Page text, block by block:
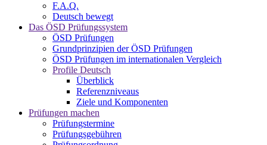
F.A.Q.
Deutsch bewegt
Das ÖSD Prüfungssystem
ÖSD Prüfungen
Grundprinzipien der ÖSD Prüfungen
ÖSD Prüfungen im internationalen Vergleich
Profile Deutsch
Überblick
Referenzniveaus
Ziele und Komponenten
Prüfungen machen
Prüfungstermine
Prüfungsgebühren